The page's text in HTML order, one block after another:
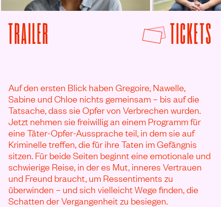
TRAILER
TICKETS
Auf den ersten Blick haben Gregoire, Nawelle,
Sabine und Chloe nichts gemeinsam – bis auf die
Tatsache, dass sie Opfer von Verbrechen wurden.
Jetzt nehmen sie freiwillig an einem Programm für
eine Täter-Opfer-Aussprache teil, in dem sie auf
Kriminelle treffen, die für ihre Taten im Gefängnis
sitzen. Für beide Seiten beginnt eine emotionale und
schwierige Reise, in der es Mut, inneres Vertrauen
und Freund braucht, um Ressentiments zu
überwinden – und sich vielleicht Wege finden, die
Schatten der Vergangenheit zu besiegen.